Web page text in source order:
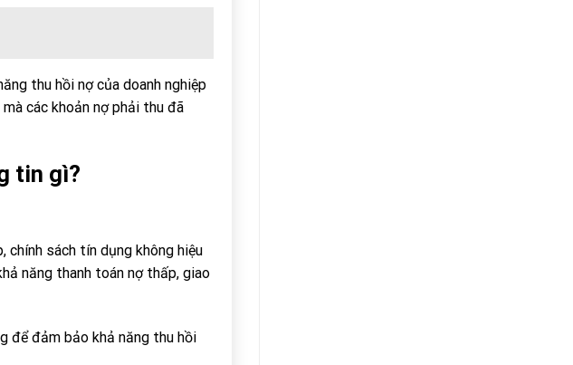
thu hồi nợ của doanh nghiệp
các khoản nợ phải thu đã
tin gì?
chính sách tín dụng không hiệu
năng thanh toán nợ thấp, giao
để đảm bảo khả năng thu hồi